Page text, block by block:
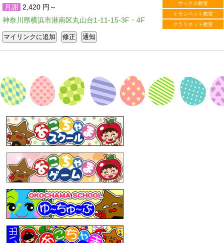
サックス教室
トランペット教室
クラリネット教室
月謝 2,420 円～
神奈川県横浜市港南区丸山台1-11-15-3F・4F